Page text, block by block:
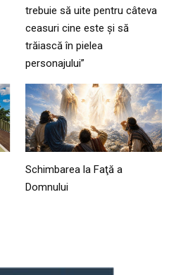
trebuie să uite pentru câteva
ceasuri cine este și să
trăiască în pielea
personajului”
Schimbarea la Faţă a
Domnului